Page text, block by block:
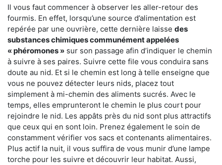
Il vous faut commencer à observer les aller-retour des
fourmis. En effet, lorsqu’une source d’alimentation est
repérée par une ouvrière, cette dernière laisse des
substances chimiques communément appelées
« phéromones » sur son passage afin d’indiquer le chemin
à suivre à ses paires. Suivre cette file vous conduira sans
doute au nid. Et si le chemin est long à telle enseigne que
vous ne pouvez détecter leurs nids, placez tout
simplement à mi-chemin des aliments sucrés. Avec le
temps, elles emprunteront le chemin le plus court pour
rejoindre le nid. Les appâts près du nid sont plus attractifs
que ceux qui en sont loin. Prenez également le soin de
constamment vérifier vos sacs et contenants alimentaires.
Plus actif la nuit, il vous suffira de vous munir d’une lampe
torche pour les suivre et découvrir leur habitat. Aussi,